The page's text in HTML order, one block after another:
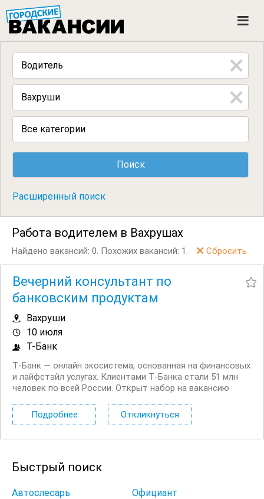
n
Все категории
Расширенный поиск
Работа водителем в Вахрушах
Найдено вакансий: 0. Похожих вакансий: 1. Сбросить
Вечерний консультант по
банковским продуктам
Вахруши
10 июля
Т-Банк
Т‑Банк — онлайн экосистема, основанная на финансовых
и лайфстайл услугах. Клиентами Т‑Банка стали 51 млн
человек по всей России. Открыт набор на вакансию
будете делать: Консультировать клиентов по
депозитным продуктам на входящих звонках...
Подробнее Откликнуться
Быстрый поиск
Автослесарь
Официант